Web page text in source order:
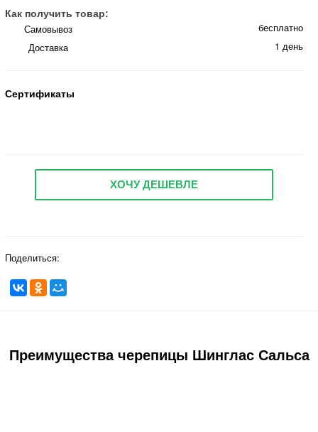
Как получить товар:
Самовывоз
бесплатно
Доставка
1 день
Сертификаты
ХОЧУ ДЕШЕВЛЕ
Поделиться:
Преимущества черепицы Шинглас Сальса